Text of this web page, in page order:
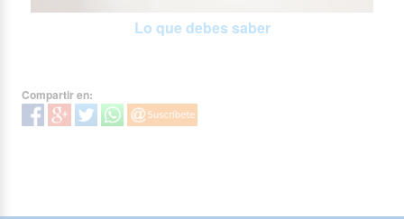
Lo que debes saber
Compartir en: